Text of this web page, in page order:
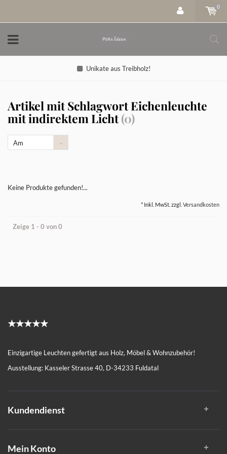
0
Unikate aus Treibholz!
Artikel mit Schlagwort Eichenleuchte
mit indirektem Licht(0)
Am
Keine Produkte gefunden!...
* Inkl. MwSt. zzgl. Versandkosten
Zeige 1 - 0 von 0
★★★★★
Einzigartige Leuchten gefertigt aus Holz, Möbel & Wohnzubehör!
Ausstellung: Kasseler Strasse 40, D-34233 Fuldatal
Kundendienst
Mein Konto